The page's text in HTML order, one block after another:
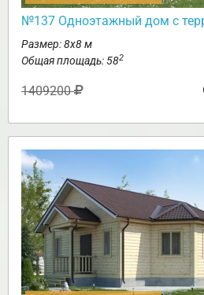
№137 Одноэтажный дом с
Размер: 8х8 м
Общая площадь: 582
1409200